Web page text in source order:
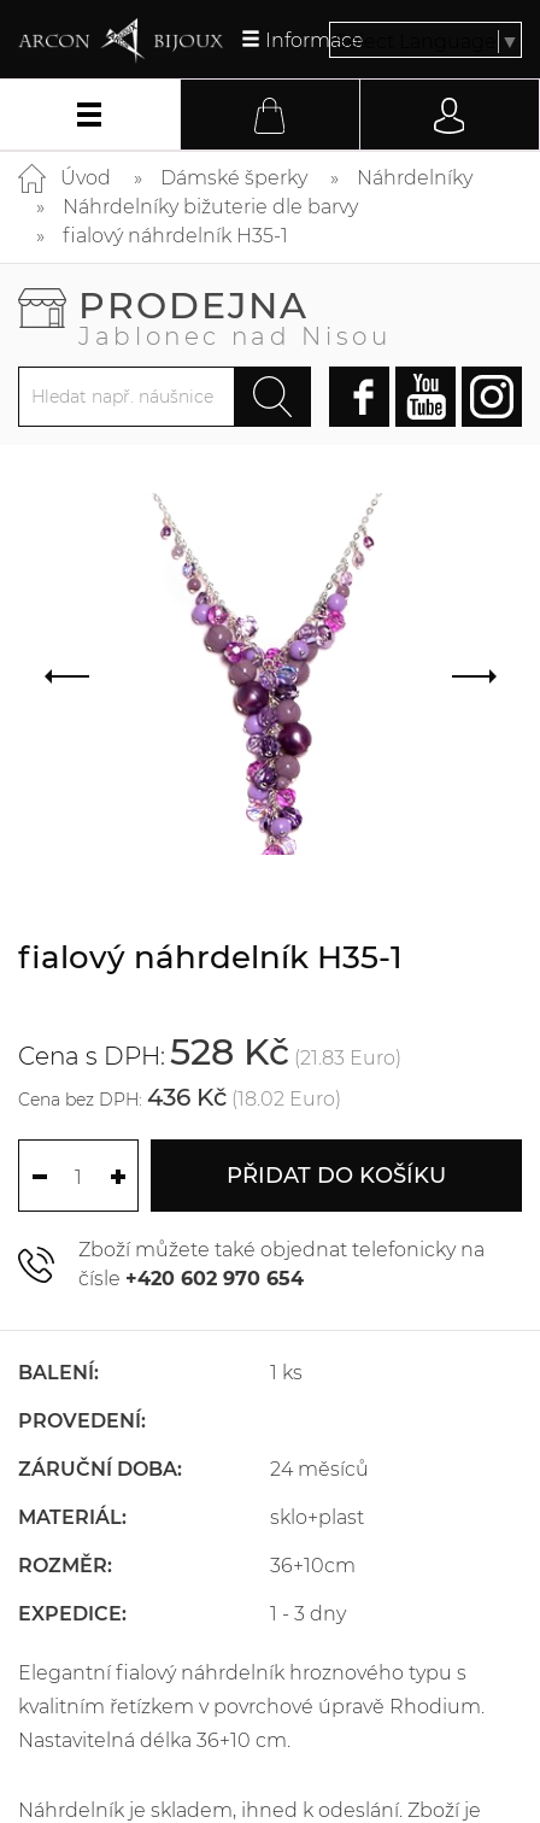
InformaceSelect Language ▼
Úvod Dámské šperky
Náhrdelníky
Náhrdelníky bižuterie dle barvy
fialový náhrdelník H35-1
PRODEJNA
Jablonec nad Nisou
fialový náhrdelník H35-1
Cena s DPH: 528 Kč (21.83 Euro)
Cena bez DPH: 436 Kč (18.02 Euro)
PŘIDAT DO KOŠÍKU
Zboží můžete také objednat telefonicky na
čísle +420 602 970 654
BALENÍ: 1 ks
PROVEDENÍ:
ZÁRUČNÍ DOBA: 24 měsíců
MATERIÁL: sklo+plast
ROZMĚR: 36+10cm
EXPEDICE: 1 - 3 dny
Elegantní fialový náhrdelník hroznového typu s
kvalitním řetízkem v povrchové úpravě Rhodium.
Nastavitelná délka 36+10 cm.
Náhrdelník je skladem, ihned k odeslání. Zboží je